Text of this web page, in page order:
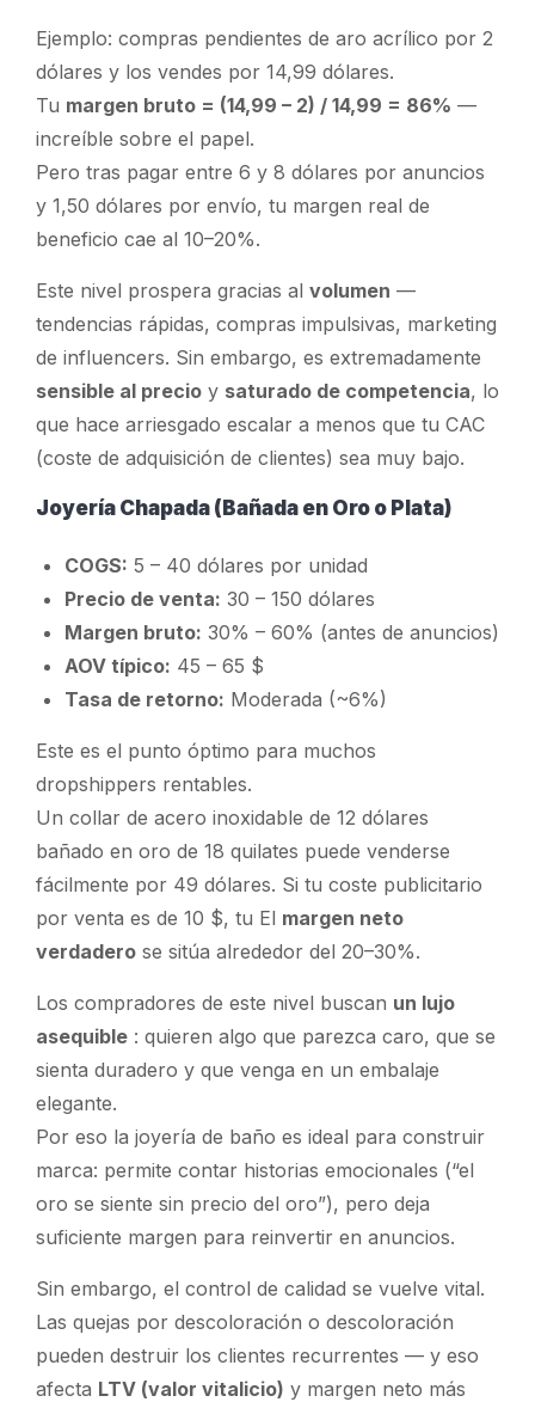
Ejemplo: compras pendientes de aro acrílico por 2
dólares y los vendes por 14,99 dólares.
Tu margen bruto = (14,99 – 2) / 14,99 = 86% —
increíble sobre el papel.
Pero tras pagar entre 6 y 8 dólares por anuncios
y 1,50 dólares por envío, tu margen real de
beneficio cae al 10–20%.
Este nivel prospera gracias al volumen —
tendencias rápidas, compras impulsivas, marketing
de influencers. Sin embargo, es extremadamente
sensible al precio y saturado de competencia, lo
que hace arriesgado escalar a menos que tu CAC
(coste de adquisición de clientes) sea muy bajo.
Joyería Chapada (Bañada en Oro o Plata)
COGS: 5 – 40 dólares por unidad
Precio de venta: 30 – 150 dólares
Margen bruto: 30% – 60% (antes de anuncios)
AOV típico: 45 – 65 $
Tasa de retorno: Moderada (~6%)
Este es el punto óptimo para muchos
dropshippers rentables.
Un collar de acero inoxidable de 12 dólares
bañado en oro de 18 quilates puede venderse
fácilmente por 49 dólares. Si tu coste publicitario
por venta es de 10 $, tu El margen neto
verdadero se sitúa alrededor del 20–30%.
Los compradores de este nivel buscan un lujo
asequible : quieren algo que parezca caro, que se
sienta duradero y que venga en un embalaje
elegante.
Por eso la joyería de baño es ideal para construir
marca: permite contar historias emocionales (“el
oro se siente sin precio del oro”), pero deja
suficiente margen para reinvertir en anuncios.
Sin embargo, el control de calidad se vuelve vital.
Las quejas por descoloración o descoloración
pueden destruir los clientes recurrentes — y eso
afecta LTV (valor vitalicio) y margen neto más